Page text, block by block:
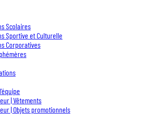
Scolaires
Sportive et Culturelle
Corporatives
| Vêtements
| Objets promotionnels